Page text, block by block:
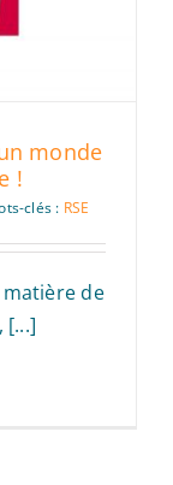
monde
!
clés : RSE
de
[...]